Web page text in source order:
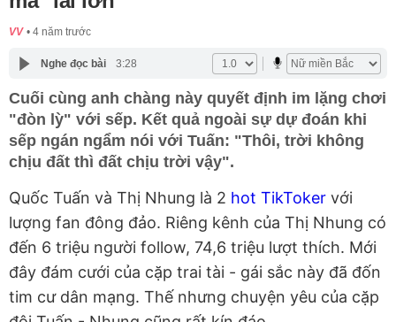
VV 4 năm trước
Nghe đọc bài 3:28
Cuối cùng anh chàng này quyết định im lặng chơi
"đòn lỳ" với sếp. Kết quả ngoài sự dự đoán khi
sếp ngán ngẩm nói với Tuấn: "Thôi, trời không
chịu đất thì đất chịu trời vậy".
Quốc Tuấn và Thị Nhung là 2 hot TikToker với
lượng fan đông đảo. Riêng kênh của Thị Nhung có
đến 6 triệu người follow, 74,6 triệu lượt thích. Mới
đây đám cưới của cặp trai tài - gái sắc này đã đốn
tim cư dân mạng. Thế nhưng chuyện yêu của cặp